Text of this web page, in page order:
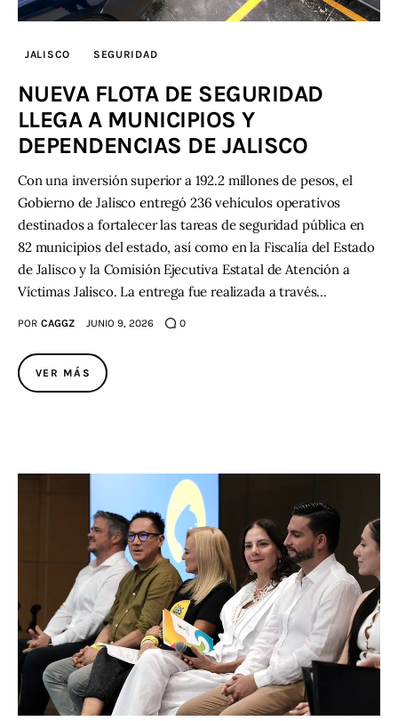
JALISCO SEGURIDAD
NUEVA FLOTA DE SEGURIDAD
LLEGA A MUNICIPIOS Y
DEPENDENCIAS DE JALISCO
Con una inversión superior a 192.2 millones de pesos, el
Gobierno de Jalisco entregó 236 vehículos operativos
destinados a fortalecer las tareas de seguridad pública en
82 municipios del estado, así como en la Fiscalía del Estado
de Jalisco y la Comisión Ejecutiva Estatal de Atención a
Víctimas Jalisco. La entrega fue realizada a través…
POR CAGGZ JUNIO 9, 2026 0
VER MÁS